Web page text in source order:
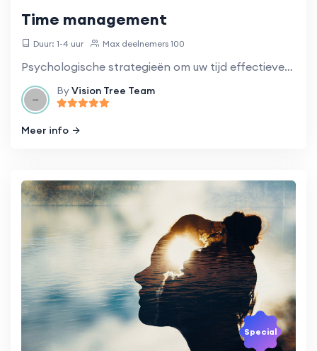
Time management
Duur: 1-4 uur Max deelnemers 100
Psychologische strategieën om uw tijd effectiever te beheren.
ByVision Tree Team
Meer info
Special